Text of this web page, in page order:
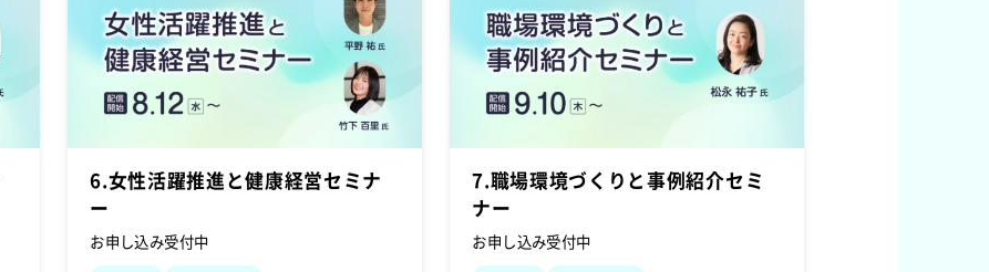
6.女性活躍推進と健康経営セミナ
ー
お申し込み受付中
7.職場環境づくりと事例紹介セミ
ナー
お申し込み受付中